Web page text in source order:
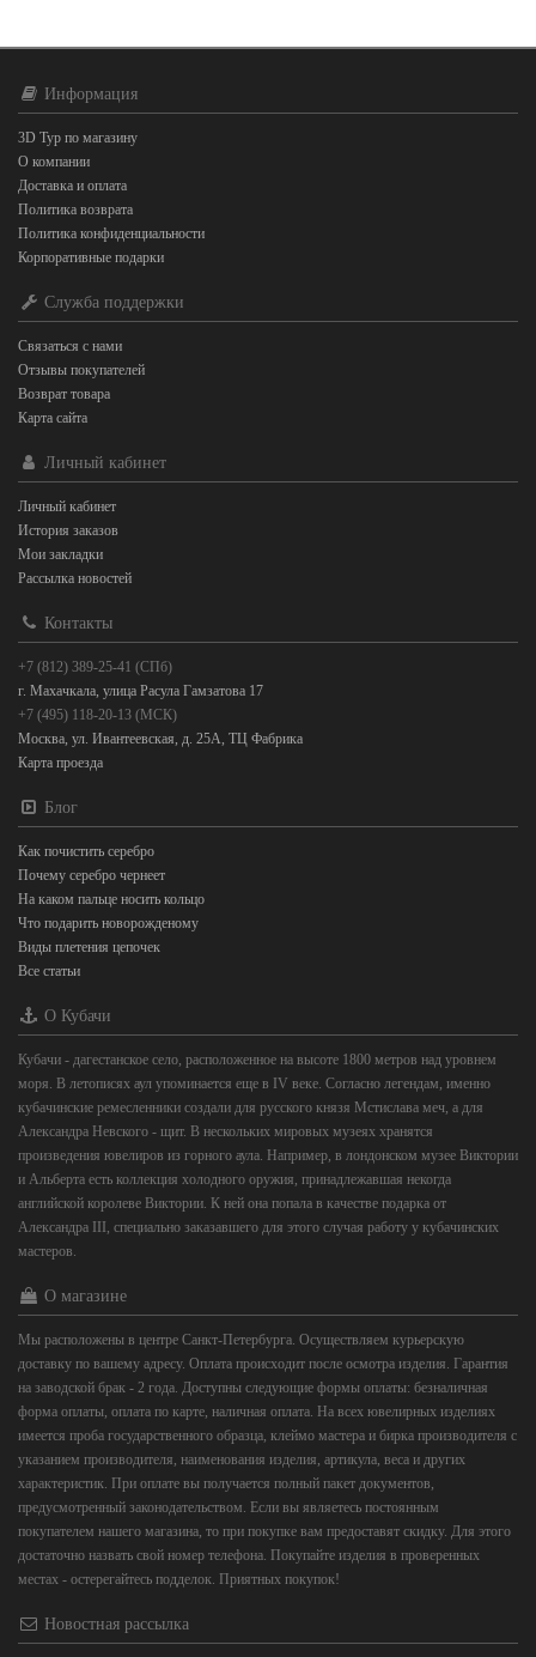
Информация
3D Тур по магазину
О компании
Доставка и оплата
Политика возврата
Политика конфиденциальности
Корпоративные подарки
Служба поддержки
Связаться с нами
Отзывы покупателей
Возврат товара
Карта сайта
Личный кабинет
Личный кабинет
История заказов
Мои закладки
Рассылка новостей
Контакты
+7 (812) 389-25-41 (СПб)
г. Махачкала, улица Расула Гамзатова 17
+7 (495) 118-20-13 (МСК)
Москва, ул. Ивантеевская, д. 25А, ТЦ Фабрика
Карта проезда
Блог
Как почистить серебро
Почему серебро чернеет
На каком пальце носить кольцо
Что подарить новорожденому
Виды плетения цепочек
Все статьи
О Кубачи
Кубачи - дагестанское село, расположенное на высоте 1800 метров над уровнем
моря. В летописях аул упоминается еще в IV веке. Согласно легендам, именно
кубачинские ремесленники создали для русского князя Мстислава меч, а для
Александра Невского - щит. В нескольких мировых музеях хранятся
произведения ювелиров из горного аула. Например, в лондонском музее Виктории
и Альберта есть коллекция холодного оружия, принадлежавшая некогда
английской королеве Виктории. К ней она попала в качестве подарка от
Александра III, специально заказавшего для этого случая работу у кубачинских
мастеров.
О магазине
Мы расположены в центре Санкт-Петербурга. Осуществляем курьерскую
доставку по вашему адресу. Оплата происходит после осмотра изделия. Гарантия
на заводской брак - 2 года. Доступны следующие формы оплаты: безналичная
форма оплаты, оплата по карте, наличная оплата. На всех ювелирных изделиях
имеется проба государственного образца, клеймо мастера и бирка производителя с
указанием производителя, наименования изделия, артикула, веса и других
характеристик. При оплате вы получается полный пакет документов,
предусмотренный законодательством. Если вы являетесь постоянным
покупателем нашего магазина, то при покупке вам предоставят скидку. Для этого
достаточно назвать свой номер телефона. Покупайте изделия в проверенных
местах - остерегайтесь подделок. Приятных покупок!
Новостная рассылка